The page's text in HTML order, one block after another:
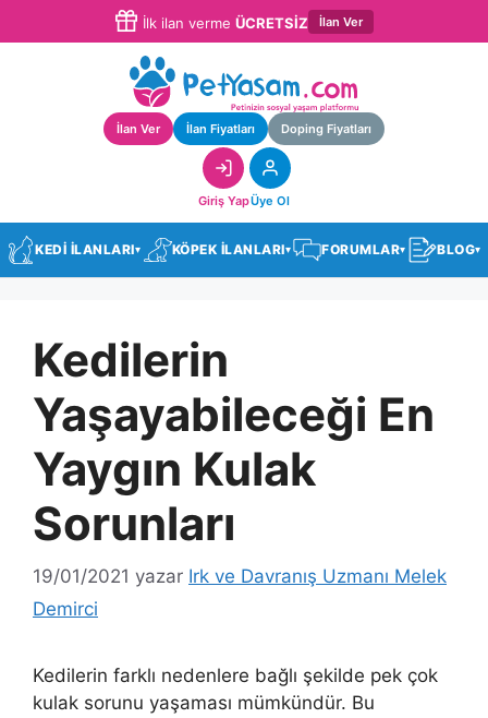
İlk ilan verme ÜCRETSİZ İlan Ver
İlan Ver İlan Fiyatları Doping Fiyatları
Giriş YapÜye Ol
KEDİ İLANLARI▾ KÖPEK İLANLARI▾ FORUMLAR▾ BLOG▾
Kedilerin
Yaşayabileceği En
Yaygın Kulak
Sorunları
19/01/2021 yazar Irk ve Davranış Uzmanı Melek
Demirci
Kedilerin farklı nedenlere bağlı şekilde pek çok
kulak sorunu yaşaması mümkündür. Bu